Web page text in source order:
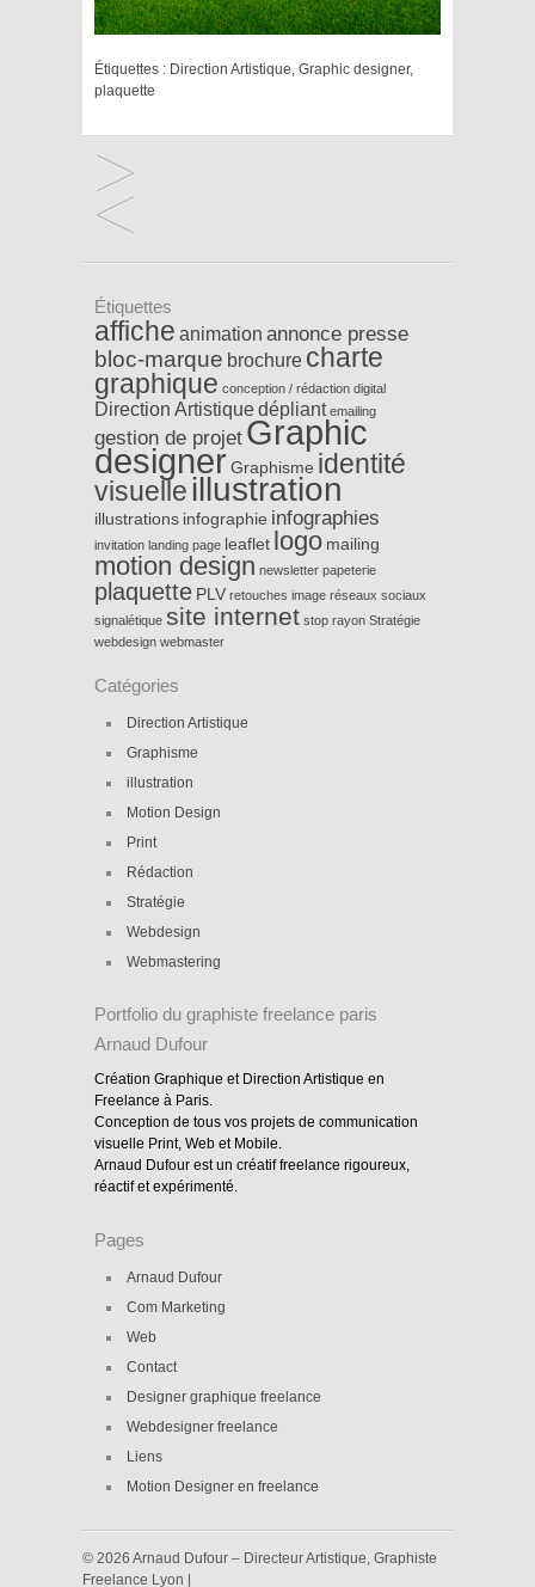
Étiquettes : Direction Artistique, Graphic designer,
plaquette
Étiquettes
affiche animation annonce presse
bloc-marque brochure charte
graphique conception / rédaction digital
Direction Artistiquedépliant emailing
gestion de projet Graphic
designer Graphisme identité
visuelle illustration
illustrations infographie infographies
invitation landing page leaflet logo mailing
motion design newsletter papeterie
plaquette PLV retouches image réseaux sociaux
signalétique site internet stop rayon Stratégie
webdesign webmaster
Catégories
Direction Artistique
Graphisme
illustration
Motion Design
Print
Rédaction
Stratégie
Webdesign
Webmastering
Portfolio du graphiste freelance paris
Arnaud Dufour
Création Graphique et Direction Artistique en
Freelance à Paris.
Conception de tous vos projets de communication
visuelle Print, Web et Mobile.
Arnaud Dufour est un créatif freelance rigoureux,
réactif et expérimenté.
Pages
Arnaud Dufour
Com Marketing
Web
Contact
Designer graphique freelance
Webdesigner freelance
Liens
Motion Designer en freelance
© 2026 Arnaud Dufour – Directeur Artistique, Graphiste
Freelance Lyon |